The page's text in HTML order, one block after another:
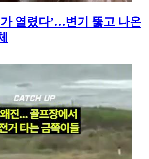
열렸다’…변기 뚫고 나온